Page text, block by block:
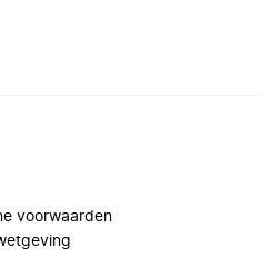
voorwaarden